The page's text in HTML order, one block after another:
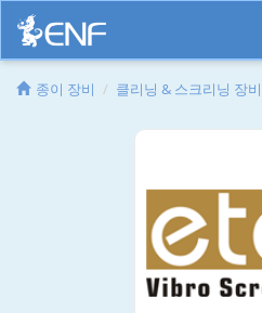
종이 장비 클리닝 & 스크리닝 장비